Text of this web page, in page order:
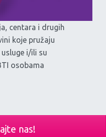
centara i drugih
koje pružaju
i/ili su
osobama
nas!